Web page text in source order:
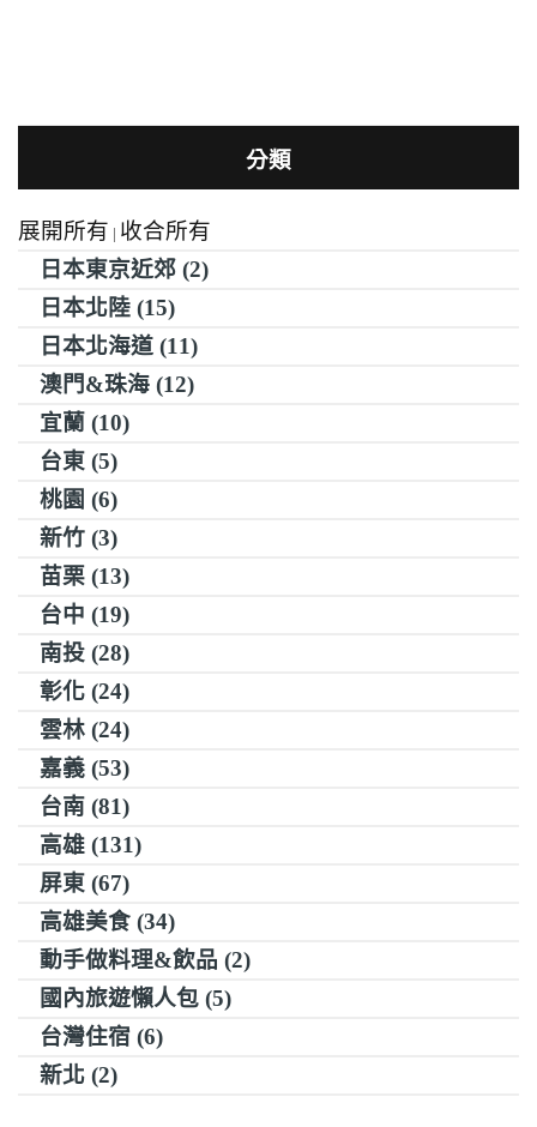
分類
展開所有 | 收合所有
日本東京近郊 (2)
日本北陸 (15)
日本北海道 (11)
澳門&珠海 (12)
宜蘭 (10)
台東 (5)
桃園 (6)
新竹 (3)
苗栗 (13)
台中 (19)
南投 (28)
彰化 (24)
雲林 (24)
嘉義 (53)
台南 (81)
高雄 (131)
屏東 (67)
高雄美食 (34)
動手做料理&飲品 (2)
國內旅遊懶人包 (5)
台灣住宿 (6)
新北 (2)